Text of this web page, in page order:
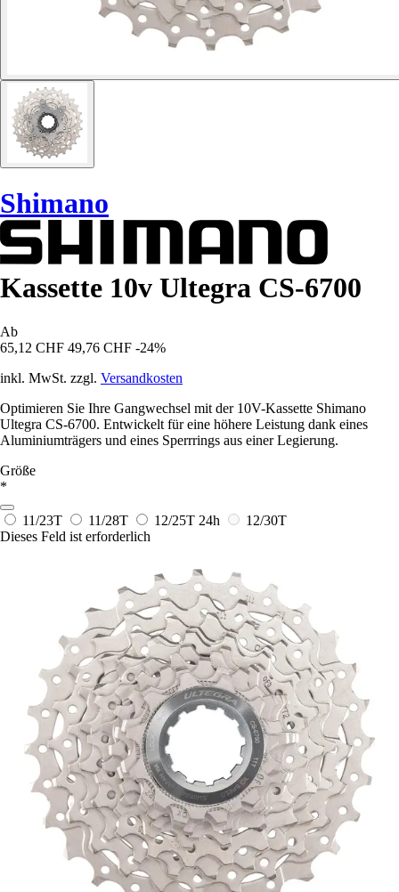
Shimano
Kassette 10v Ultegra CS-6700
Ab
65,12 CHF 49,76 CHF -24%
inkl. MwSt. zzgl. Versandkosten
Optimieren Sie Ihre Gangwechsel mit der 10V-Kassette Shimano
Ultegra CS-6700. Entwickelt für eine höhere Leistung dank eines
Aluminiumträgers und eines Sperrrings aus einer Legierung.
Größe
*
11/23T 11/28T 12/25T 24h
12/30T
Dieses Feld ist erforderlich